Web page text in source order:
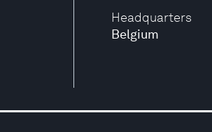
Headquarters
Belgium